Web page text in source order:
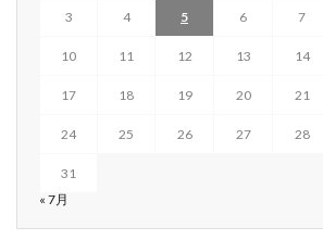
3 4 5 6 7
10 11 12 13 14
17 18 19 20 21
24 25 26 27 28
31
« 7月